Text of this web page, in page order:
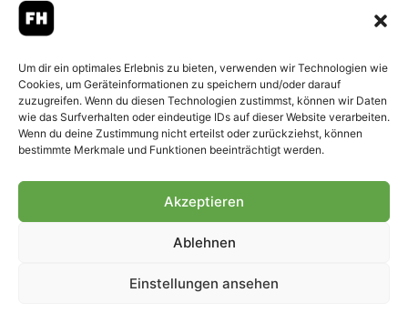
Um dir ein optimales Erlebnis zu bieten, verwenden wir Technologien wie
Cookies, um Geräteinformationen zu speichern und/oder darauf
zuzugreifen. Wenn du diesen Technologien zustimmst, können wir Daten
wie das Surfverhalten oder eindeutige IDs auf dieser Website verarbeiten.
Wenn du deine Zustimmung nicht erteilst oder zurückziehst, können
bestimmte Merkmale und Funktionen beeinträchtigt werden.
Akzeptieren
Ablehnen
Einstellungen ansehen
© 2007-2026 Fohlen-Hautnah.de
– Alle rechte vorbehalten.
Fohlen-Hautnah.de ist ein
offiziell eingetragenes Magazin